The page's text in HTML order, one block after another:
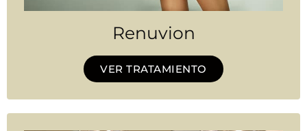
Renuvion
VER TRATAMIENTO